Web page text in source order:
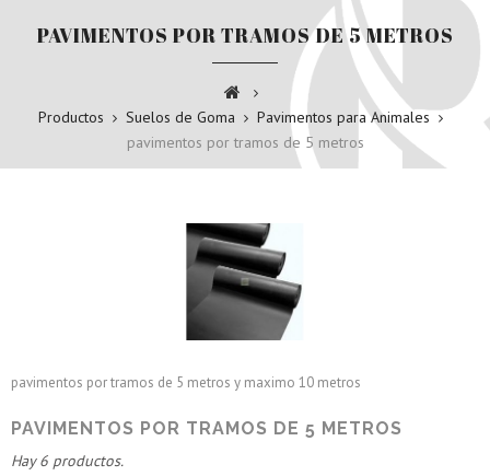
PAVIMENTOS POR TRAMOS DE 5 METROS
Productos Suelos de Goma
Pavimentos para Animales
pavimentos por tramos de 5 metros
pavimentos por tramos de 5 metros y maximo 10 metros
PAVIMENTOS POR TRAMOS DE 5 METROS
Hay 6 productos.